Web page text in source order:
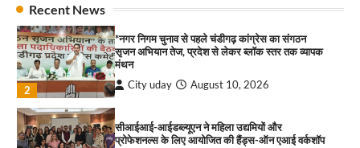
Recent News
1
2
*नगर निगम चुनाव से पहले चंडीगढ़ कांग्रेस का संगठन
सृजन अभियान तेज, प्रदेश से लेकर ब्लॉक स्तर तक व्यापक
मंथन
City uday August 10, 2026
सीआईआई-आईडब्ल्यूएन ने महिला उद्यमियों और
प्रोफेशनल्स के लिए आयोजित की हैंड्स-ऑन एआई वर्कशॉप
2
कश्मीर तक किया आगाज़, राष्ट्रीय एकता को मिलेगा नया
आयाम
City uday August 13, 2025
3
सरकारी आदर्श उच्च विद्यालय, सैक्टर 34-सी, चण्डीगढ़ में
कार्यक्रम आयोजित
City uday August 6, 2025